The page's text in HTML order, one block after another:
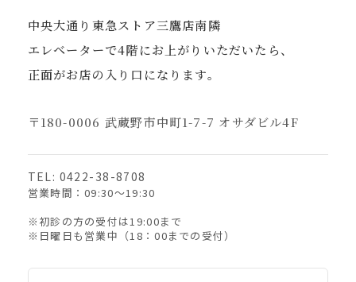
中央大通り東急ストア三鷹店南隣
エレベーターで4階にお上がりいただいたら、
正面がお店の入り口になります。
〒180-0006 武蔵野市中町1-7-7 オサダビル4F
TEL: 0422-38-8708
営業時間：09:30〜19:30
※初診の方の受付は19:00まで
※日曜日も営業中（18：00までの受付）